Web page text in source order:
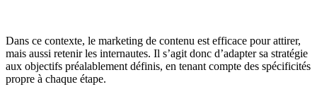
Dans ce contexte, le marketing de contenu est efficace pour attirer,
mais aussi retenir les internautes. Il s’agit donc d’adapter sa stratégie
aux objectifs préalablement définis, en tenant compte des spécificités
propre à chaque étape.